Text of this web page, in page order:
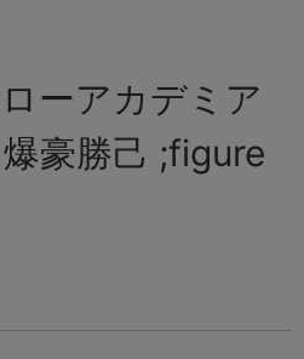
ーアカデミア
豪勝己 ;figure